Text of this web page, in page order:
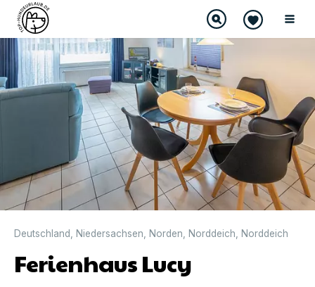
Deutschland Niedersachsen Norden Norddeich Norddeich
Ferienhaus Lucy